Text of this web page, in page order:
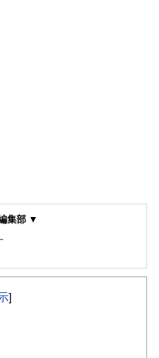
集部 ▼
、経済に関する記事を、日々
うわかりやすく発信していま
に関する書籍・雑誌の編集経
]